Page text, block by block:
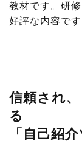
教材です。研
好評な内容です
信頼され
る
「自己紹